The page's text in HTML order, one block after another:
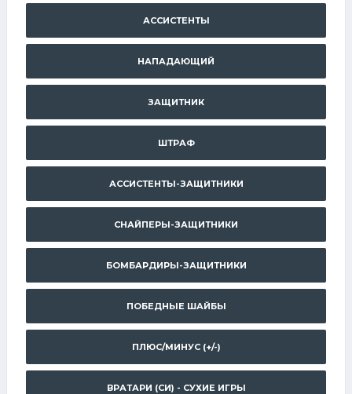
АССИСТЕНТЫ
НАПАДАЮЩИЙ
ЗАЩИТНИК
ШТРАФ
АССИСТЕНТЫ-ЗАЩИТНИКИ
СНАЙПЕРЫ-ЗАЩИТНИКИ
БОМБАРДИРЫ-ЗАЩИТНИКИ
ПОБЕДНЫЕ ШАЙБЫ
ПЛЮС/МИНУС (+/-)
ВРАТАРИ (СИ) - СУХИЕ ИГРЫ